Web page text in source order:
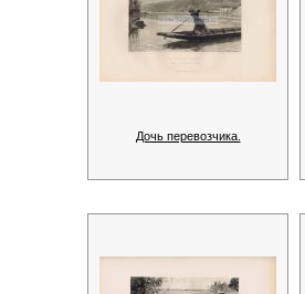
Дочь перевозчика.